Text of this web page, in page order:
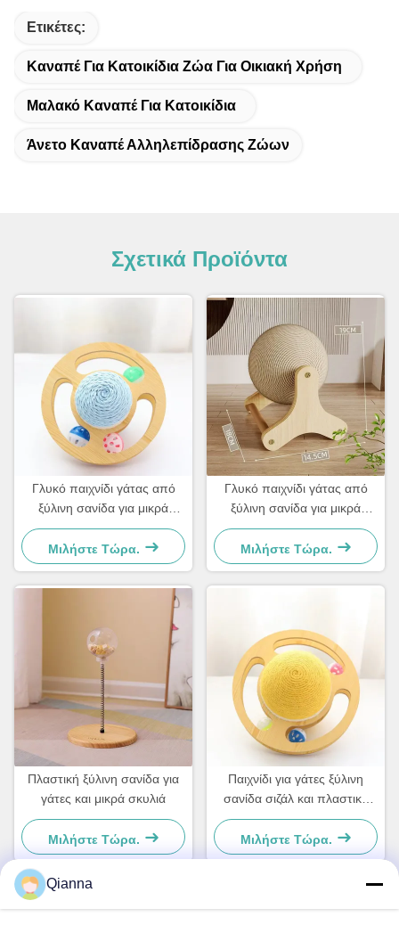
Ετικέτες:
Καναπέ Για Κατοικίδια Ζώα Για Οικιακή Χρήση
Μαλακό Καναπέ Για Κατοικίδια
Άνετο Καναπέ Αλληλεπίδρασης Ζώων
Σχετικά Προϊόντα
Γλυκό παιχνίδι γάτας από
ξύλινη σανίδα για μικρά
σκυλιά και γάτες Απλό και
πρακτικό
Μιλήστε Τώρα.
Γλυκό παιχνίδι γάτας από
ξύλινη σανίδα για μικρά
σκυλιά και γάτες Απλό και
πρακτικό
Μιλήστε Τώρα.
Πλαστική ξύλινη σανίδα για
γάτες και μικρά σκυλιά
Μιλήστε Τώρα.
Παιχνίδι για γάτες ξύλινη
σανίδα σιζάλ και πλαστικό
Για μικρά σκυλιά και γάτες
Απλό και πρακτικό
Μιλήστε Τώρα.
Qianna